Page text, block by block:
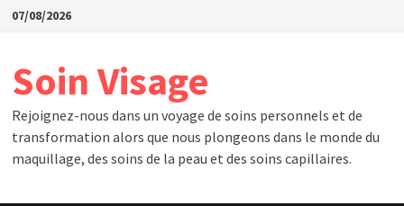
Passer
07/08/2026
Soin Visage
Rejoignez-nous dans un voyage de soins personnels et de
transformation alors que nous plongeons dans le monde du
maquillage, des soins de la peau et des soins capillaires.